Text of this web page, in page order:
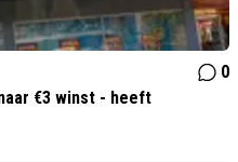
0
€3 winst - heeft